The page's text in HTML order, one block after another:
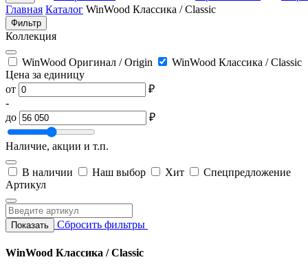
Главная Каталог WinWood Классика / Classic
Фильтр
Коллекция
WinWood Оригинал / Origin
WinWood Классика / Classic
Цена за единицу
от
₽
-
до
₽
Наличие, акции и т.п.
В наличии Наш выбор Хит
Спецпредложение
Артикул
Показать Сбросить фильтры
WinWood Классика / Classic